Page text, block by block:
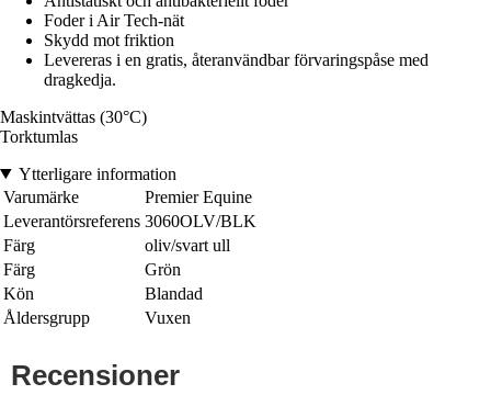
Foder i Air Tech-nät
Skydd mot friktion
Levereras i en gratis, återanvändbar förvaringspåse med
dragkedja.
Maskintvättas (30°C)
Torktumlas
Ytterligare information
Varumärke
Premier Equine
Leverantörsreferens 3060OLV/BLK
Färg
oliv/svart ull
Färg
Grön
Kön
Blandad
Åldersgrupp
Vuxen